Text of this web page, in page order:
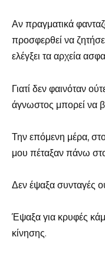
Αν πραγματικά
προσφερθεί να
ελέγξει τα αρχεία
Γιατί δεν φαινόταν
άγνωστος μπορεί να
Την επόμενη μέρα,
μου πέταξαν πάνω
Δεν έψαξα συνταγές
Έψαξα για κρυφές
κίνησης.